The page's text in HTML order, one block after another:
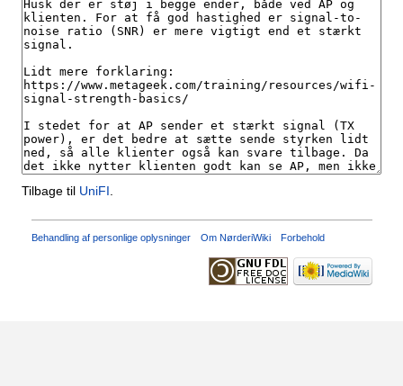
Tilbage til UniFI.
Behandling af personlige oplysninger Om NørderiWiki Forbehold